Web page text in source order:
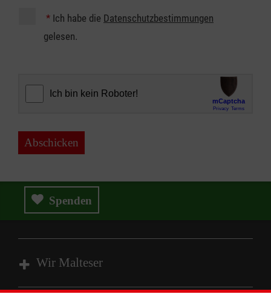
* Ich habe die Datenschutzbestimmungen
gelesen.
Abschicken
Spenden
Wir Malteser